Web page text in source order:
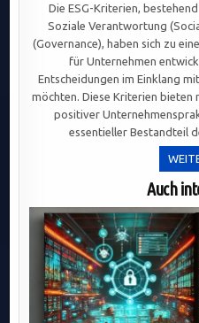
Die ESG-Kriterien,
Soziale Verantwortung
(Governance), haben sich zu
für Unternehmen
Entscheidungen im Einklang
möchten. Diese Kriterien bieten
positiver
essentieller Bestandteil
Auch